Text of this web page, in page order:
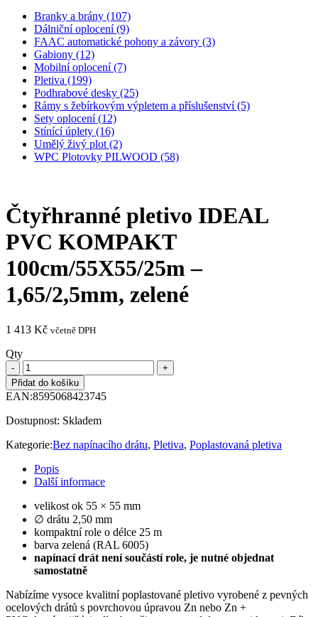
Branky a brány (107)
Dálniční oplocení (9)
FAAC automatické pohony a závory (3)
Gabiony (12)
Mobilní oplocení (7)
Pletiva (199)
Podhrabové desky (25)
Rámy s žebírkovým výpletem a příslušenství (5)
Sety oplocení (12)
Stínící úplety (16)
Umělý živý plot (2)
WPC Plotovky PILWOOD (58)
Čtyřhranné pletivo IDEAL
PVC KOMPAKT
100cm/55X55/25m –
1,65/2,5mm, zelené
1 413 Kč včetně DPH
Qty
Přidat do košíku
EAN:8595068423745
Dostupnost: Skladem
Kategorie:Bez napínacího drátu, Pletiva, Poplastovaná pletiva
Popis
Další informace
velikost ok 55 × 55 mm
∅ drátu 2,50 mm
kompaktní role o délce 25 m
barva zelená (RAL 6005)
napínací drát není součástí role, je nutné objednat
samostatně
Nabízíme vysoce kvalitní poplastované pletivo vyrobené z pevných
ocelových drátů s povrchovou úpravou Zn nebo Zn +